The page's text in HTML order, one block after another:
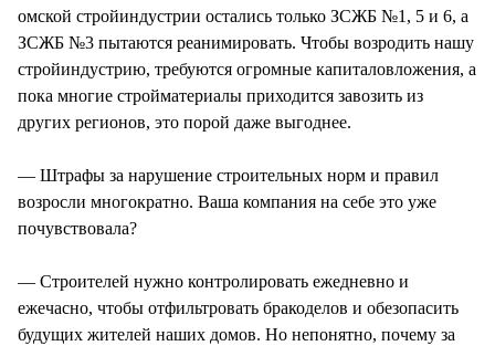
омской стройиндустрии остались только ЗСЖБ №1, 5 и 6, а
ЗСЖБ №3 пытаются реанимировать. Чтобы возродить нашу
стройиндустрию, требуются огромные капиталовложения, а
пока многие стройматериалы приходится завозить из
других регионов, это порой даже выгоднее.
— Штрафы за нарушение строительных норм и правил
возросли многократно. Ваша компания на себе это уже
почувствовала?
— Строителей нужно контролировать ежедневно и
ежечасно, чтобы отфильтровать бракоделов и обезопасить
будущих жителей наших домов. Но непонятно, почему за